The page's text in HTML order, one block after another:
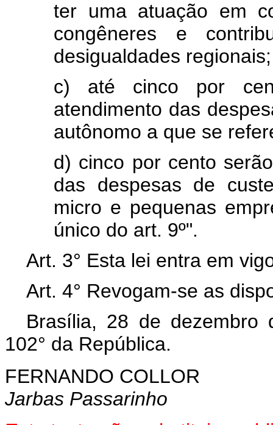
ter uma atuação em
congêneres e
desigualdades regionais;
c) até cinco por
atendimento das
autônomo a que se
d) cinco por cento
das despesas de
micro e pequenas
único do art. 9º".
Art. 3° Esta lei entra em
Art. 4° Revogam-se as
Brasília, 28 de dezembro
102° da República.
FERNANDO COLLOR
Jarbas Passarinho